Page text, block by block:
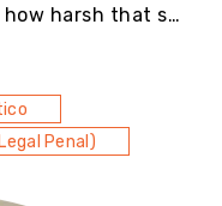
harsh that s…
Penal)